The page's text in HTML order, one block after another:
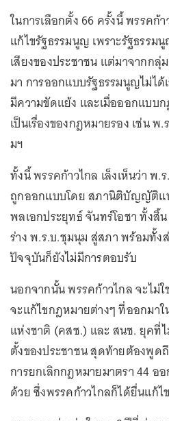
ในการเลือกตั้ง 66 ครั้งนี้ พรรคก้
แก้ไขรัฐธรรมนูญ เพราะรัฐธรร
เสียงของประชาชน แต่มาจากก
มา การออกแบบรัฐธรรมนูญไม่ไ
มีความขัดแย้ง และเมื่อออกแบบ
เป็นเรื่องของกฎหมายรอง เช่น
มฯ
ทั้งนี้ พรรคก้าวไกล เล็งเห็นว่า พ
ถูกออกแบบโดย สภานิติบัญญัติแ
พลเอกประยุทธ์ จันทร์โอชา ทั้งสิ้
ร่าง พ.ร.บ.ชุมนุม สู่สภา พร้อมทั้
ปัจจุบันก็ยังไม่มีการตอบรับ
นอกจากนั้น พรรคก้าวไกล จะไม่
จะแก้ไขกฎหมายต่างๆ ที่ออกมา
แห่งชาติ (คสช.) และ สนช. ยุคที่
ตั้งของประชาชน สุดท้ายต้องพูด
การยกเลิกกฎหมายมาตรา 44
ด้วย ซึ่งพรรคก้าวไกลก็ได้ยื่นแก้